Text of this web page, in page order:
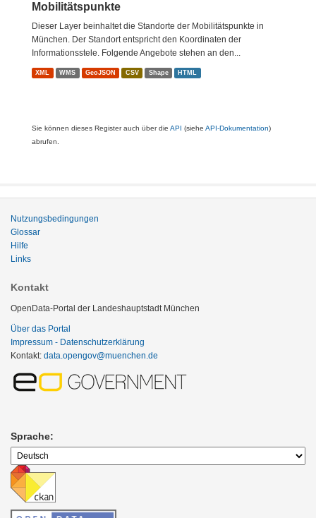
Mobilitätspunkte
Dieser Layer beinhaltet die Standorte der Mobilitätspunkte in
München. Der Standort entspricht den Koordinaten der
Informationsstele. Folgende Angebote stehen an den...
XML WMS GeoJSON CSV Shape HTML
Sie können dieses Register auch über die API (siehe API-Dokumentation)
abrufen.
Nutzungsbedingungen
Glossar
Hilfe
Links
Kontakt
OpenData-Portal der Landeshauptstadt München
Über das Portal
Impressum - Datenschutzerklärung
Kontakt: data.opengov@muenchen.de
Sprache